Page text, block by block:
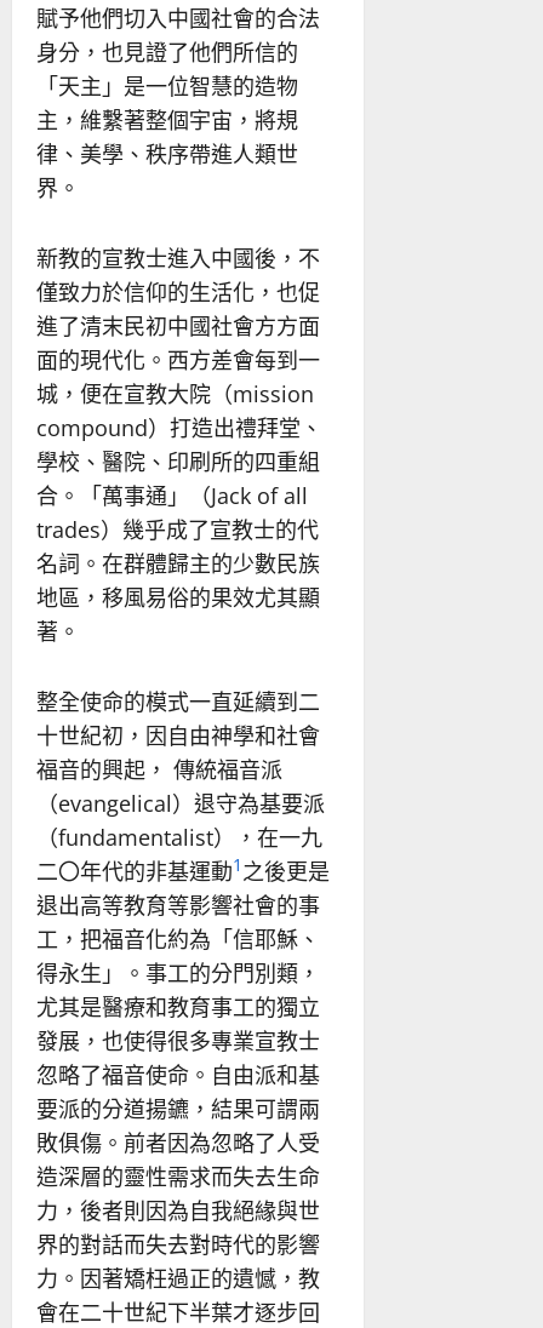
賦予他們切入中國社會的合法
身分，也見證了他們所信的
「天主」是一位智慧的造物
主，維繫著整個宇宙，將規
律、美學、秩序帶進人類世
界。
新教的宣教士進入中國後，不
僅致力於信仰的生活化，也促
進了清末民初中國社會方方面
面的現代化。西方差會每到一
城，便在宣教大院（mission
compound）打造出禮拜堂、
學校、醫院、印刷所的四重組
合。「萬事通」（Jack of all
trades）幾乎成了宣教士的代
名詞。在群體歸主的少數民族
地區，移風易俗的果效尤其顯
著。
整全使命的模式一直延續到二
十世紀初，因自由神學和社會
福音的興起， 傳統福音派
（evangelical）退守為基要派
（fundamentalist），在一九
二〇年代的非基運動1 之後更是
退出高等教育等影響社會的事
工，把福音化約為「信耶穌、
得永生」。事工的分門別類，
尤其是醫療和教育事工的獨立
發展，也使得很多專業宣教士
忽略了福音使命。自由派和基
要派的分道揚鑣，結果可謂兩
敗俱傷。前者因為忽略了人受
造深層的靈性需求而失去生命
力，後者則因為自我絕緣與世
界的對話而失去對時代的影響
力。因著矯枉過正的遺憾，教
會在二十世紀下半葉才逐步回